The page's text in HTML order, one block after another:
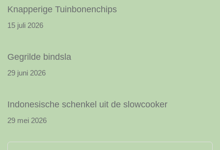
Knapperige Tuinbonenchips
15 juli 2026
Gegrilde bindsla
29 juni 2026
Indonesische schenkel uit de slowcooker
29 mei 2026